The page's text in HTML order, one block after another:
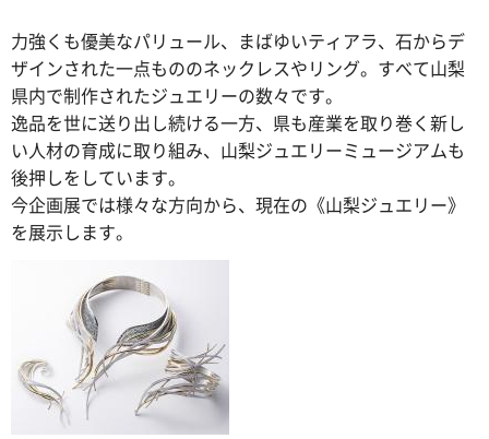
力強くも優美なパリュール、まばゆいティアラ、石からデ
ザインされた一点もののネックレスやリング。すべて山梨
県内で制作されたジュエリーの数々です。
逸品を世に送り出し続ける一方、県も産業を取り巻く新し
い人材の育成に取り組み、山梨ジュエリーミュージアムも
後押しをしています。
今企画展では様々な方向から、現在の《山梨ジュエリー》
を展示します。